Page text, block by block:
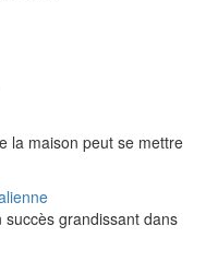
la maison peut se mettre
grandissant dans